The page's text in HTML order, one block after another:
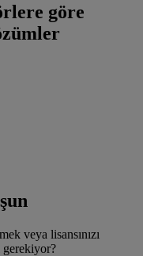
göre
veya lisansınızı
gerekiyor?